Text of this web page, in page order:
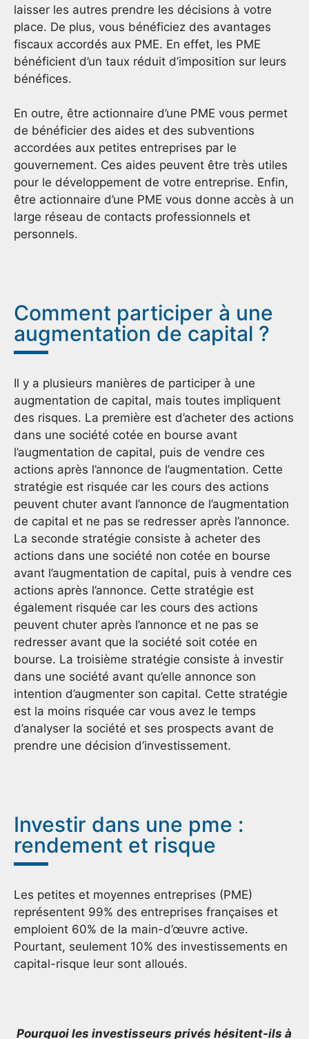
laisser les autres prendre les décisions à votre
place. De plus, vous bénéficiez des avantages
fiscaux accordés aux PME. En effet, les PME
bénéficient d’un taux réduit d’imposition sur leurs
bénéfices.
En outre, être actionnaire d’une PME vous permet
de bénéficier des aides et des subventions
accordées aux petites entreprises par le
gouvernement. Ces aides peuvent être très utiles
pour le développement de votre entreprise. Enfin,
être actionnaire d’une PME vous donne accès à un
large réseau de contacts professionnels et
personnels.
Comment participer à une
augmentation de capital ?
Il y a plusieurs manières de participer à une
augmentation de capital, mais toutes impliquent
des risques. La première est d’acheter des actions
dans une société cotée en bourse avant
l’augmentation de capital, puis de vendre ces
actions après l’annonce de l’augmentation. Cette
stratégie est risquée car les cours des actions
peuvent chuter avant l’annonce de l’augmentation
de capital et ne pas se redresser après l’annonce.
La seconde stratégie consiste à acheter des
actions dans une société non cotée en bourse
avant l’augmentation de capital, puis à vendre ces
actions après l’annonce. Cette stratégie est
également risquée car les cours des actions
peuvent chuter après l’annonce et ne pas se
redresser avant que la société soit cotée en
bourse. La troisième stratégie consiste à investir
dans une société avant qu’elle annonce son
intention d’augmenter son capital. Cette stratégie
est la moins risquée car vous avez le temps
d’analyser la société et ses prospects avant de
prendre une décision d’investissement.
Investir dans une pme :
rendement et risque
Les petites et moyennes entreprises (PME)
représentent 99% des entreprises françaises et
emploient 60% de la main-d’œuvre active.
Pourtant, seulement 10% des investissements en
capital-risque leur sont alloués.
Pourquoi les investisseurs privés hésitent-ils à